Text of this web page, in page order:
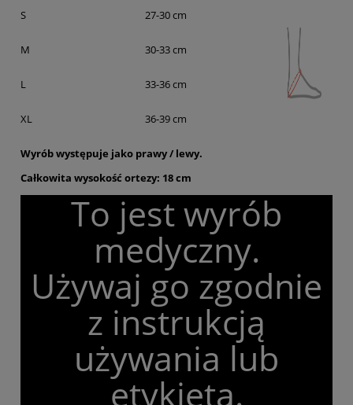
S
27-30 cm
M 30-33 cm
L 33-36 cm
XL 36-39 cm
Wyrób występuje jako prawy / lewy.
Całkowita wysokość ortezy: 18 cm
To jest wyrób
medyczny.
Używaj go zgodnie
z instrukcją
używania lub
etykietą.